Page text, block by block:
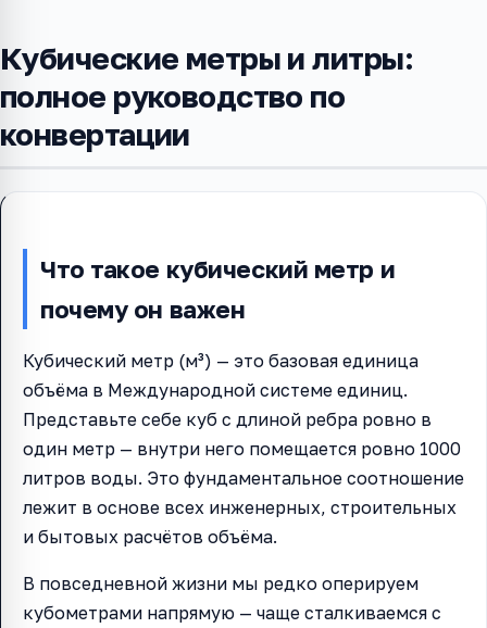
Кубические метры и литры:
полное руководство по
конвертации
Что такое кубический метр и
почему он важен
Кубический метр (м³) — это базовая единица
объёма в Международной системе единиц.
Представьте себе куб с длиной ребра ровно в
один метр — внутри него помещается ровно 1000
литров воды. Это фундаментальное соотношение
лежит в основе всех инженерных, строительных
и бытовых расчётов объёма.
В повседневной жизни мы редко оперируем
кубометрами напрямую — чаще сталкиваемся с